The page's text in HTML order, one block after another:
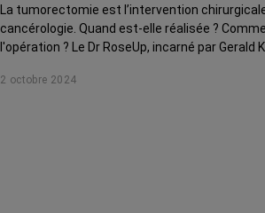
La tumorectomie est l’intervention
cancérologie. Quand est-elle réalisée ?
l'opération ? Le Dr RoseUp, incarné par Gerald Kierzek, vous explique
2 octobre 2024